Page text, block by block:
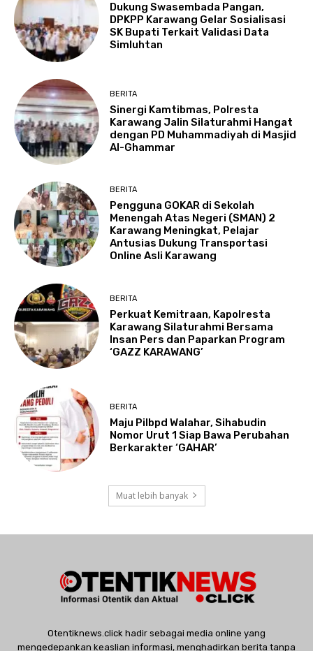
Dukung Swasembada Pangan,
DPKPP Karawang Gelar Sosialisasi
SK Bupati Terkait Validasi Data
Simluhtan
BERITA
Sinergi Kamtibmas, Polresta
Karawang Jalin Silaturahmi Hangat
dengan PD Muhammadiyah di Masjid
Al-Ghammar
BERITA
Pengguna GOKAR di Sekolah
Menengah Atas Negeri (SMAN) 2
Karawang Meningkat, Pelajar
Antusias Dukung Transportasi
Online Asli Karawang
BERITA
Perkuat Kemitraan, Kapolresta
Karawang Silaturahmi Bersama
Insan Pers dan Paparkan Program
‘GAZZ KARAWANG’
BERITA
Maju Pilbpd Walahar, Sihabudin
Nomor Urut 1 Siap Bawa Perubahan
Berkarakter ‘GAHAR’
Muat lebih banyak
Otentiknews.click hadir sebagai media online yang
mengedepankan keaslian informasi, menghadirkan berita tanpa